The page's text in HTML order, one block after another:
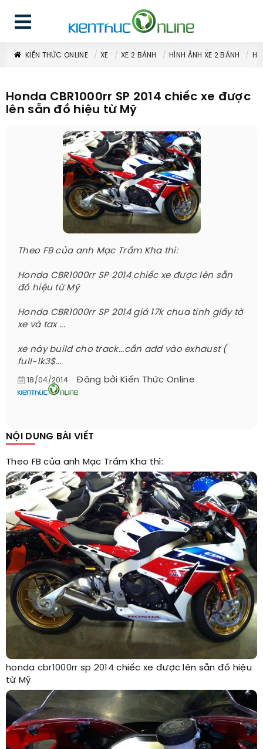
KIẾN THỨC ONLINE XE XE 2 BÁNH HÌNH ẢNH XE 2 BÁNH
Honda CBR1000rr SP 2014 chiếc xe được
lên sẵn đồ hiệu từ Mỹ
Theo FB của anh Mạc Trầm Kha thì:
Honda CBR1000rr SP 2014 chiếc xe được lên sẵn
đồ hiệu từ Mỹ
Honda CBR1000rr SP 2014 giá 17k chua tính giấy tờ
xe và tax ...
xe này build cho track...cần add vào exhaust (
full~1k3$...
18/04/2014 Đăng bởi Kiến Thức Online
NỘI DUNG BÀI VIẾT
Theo FB của anh Mạc Trầm Kha thì:
honda cbr1000rr sp 2014 chiếc xe được lên sẵn đồ hiệu
từ Mỹ